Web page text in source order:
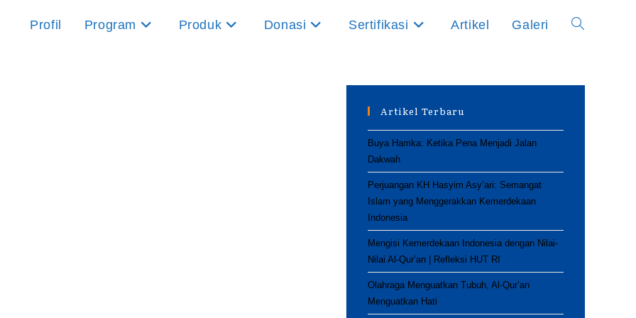
Profil Program Produk Donasi Sertifikasi Artikel Galeri Toggle
Artikel Terbaru
Buya Hamka: Ketika Pena Menjadi Jalan
Dakwah
Perjuangan KH Hasyim Asy’ari: Semangat
Islam yang Menggerakkan Kemerdekaan
Indonesia
Mengisi Kemerdekaan Indonesia dengan Nilai-
Nilai Al-Qur’an | Refleksi HUT RI
Olahraga Menguatkan Tubuh, Al-Qur’an
Menguatkan Hati